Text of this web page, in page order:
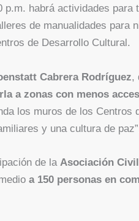
p.m. habrá actividades para
de manualidades para
de Desarrollo Cultural.
Cabrera Rodríguez,
a zonas con menos
los muros de los Centros
y una cultura de
de la Asociación
a 150 personas en